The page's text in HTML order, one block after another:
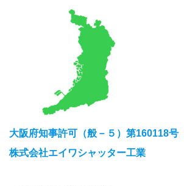
大阪府知事許可（般－５）第160118号
株式会社エイワシャッター工業